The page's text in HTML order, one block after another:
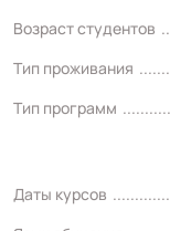
Возраст студентов
Тип проживания
Тип программ
Даты курсов